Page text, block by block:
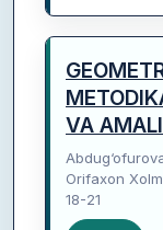
VA
Orifaxon
18-21